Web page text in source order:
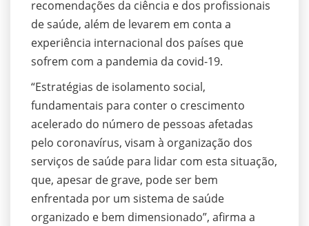
recomendações da ciência e dos profissionais
de saúde, além de levarem em conta a
experiência internacional dos países que
sofrem com a pandemia da covid-19.
“Estratégias de isolamento social,
fundamentais para conter o crescimento
acelerado do número de pessoas afetadas
pelo coronavírus, visam à organização dos
serviços de saúde para lidar com esta situação,
que, apesar de grave, pode ser bem
enfrentada por um sistema de saúde
organizado e bem dimensionado”, afirma a